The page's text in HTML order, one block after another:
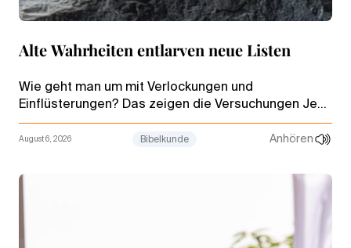
Alte Wahrheiten entlarven neue Listen
Wie geht man um mit Verlockungen und
Einflüsterungen? Das zeigen die Versuchungen Jesu
in der Wüste. Die Episode demonstriert, welche
Macht das Wort Gottes entfaltet.
August 6, 2026 Bibelkunde Anhören